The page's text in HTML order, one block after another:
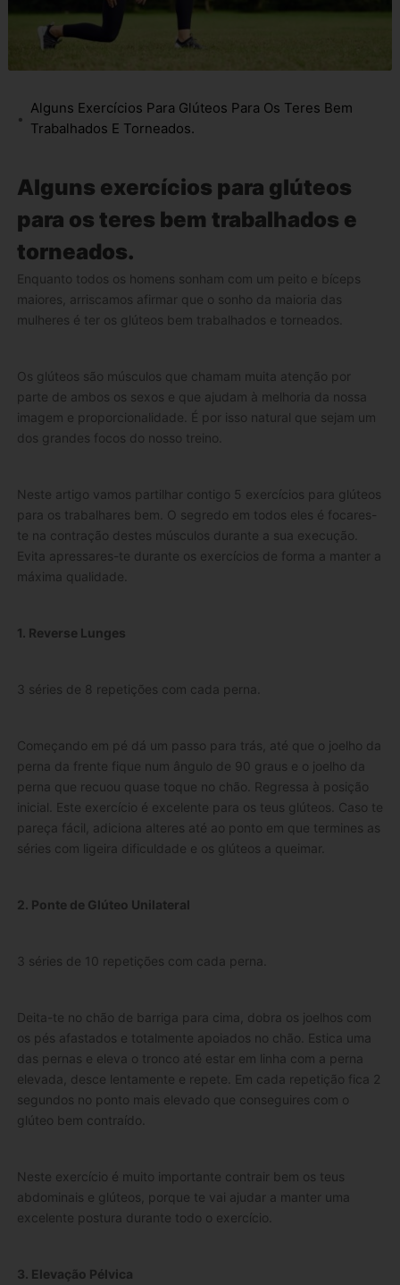
Alguns Exercícios Para Glúteos Para Os Teres Bem
Trabalhados E Torneados.
Alguns exercícios para glúteos
para os teres bem trabalhados e
torneados.
Enquanto todos os homens sonham com um peito e bíceps
maiores, arriscamos afirmar que o sonho da maioria das
mulheres é ter os glúteos bem trabalhados e torneados.
Os glúteos são músculos que chamam muita atenção por
parte de ambos os sexos e que ajudam à melhoria da nossa
imagem e proporcionalidade. É por isso natural que sejam um
dos grandes focos do nosso treino.
Neste artigo vamos partilhar contigo 5 exercícios para glúteos
para os trabalhares bem. O segredo em todos eles é focares-
te na contração destes músculos durante a sua execução.
Evita apressares-te durante os exercícios de forma a manter a
máxima qualidade.
1. Reverse Lunges
3 séries de 8 repetições com cada perna.
Começando em pé dá um passo para trás, até que o joelho da
perna da frente fique num ângulo de 90 graus e o joelho da
perna que recuou quase toque no chão. Regressa à posição
inicial. Este exercício é excelente para os teus glúteos. Caso te
pareça fácil, adiciona alteres até ao ponto em que termines as
séries com ligeira dificuldade e os glúteos a queimar.
2. Ponte de Glúteo Unilateral
3 séries de 10 repetições com cada perna.
Deita-te no chão de barriga para cima, dobra os joelhos com
os pés afastados e totalmente apoiados no chão. Estica uma
das pernas e eleva o tronco até estar em linha com a perna
elevada, desce lentamente e repete. Em cada repetição fica 2
segundos no ponto mais elevado que conseguires com o
glúteo bem contraído.
Neste exercício é muito importante contrair bem os teus
abdominais e glúteos, porque te vai ajudar a manter uma
excelente postura durante todo o exercício.
3. Elevação Pélvica